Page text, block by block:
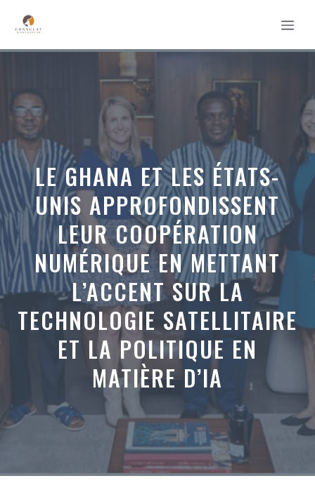
contenu
LE GHANA ET LES ÉTATS-
UNIS APPROFONDISSENT
LEUR COOPÉRATION
NUMÉRIQUE EN METTANT
L’ACCENT SUR LA
TECHNOLOGIE SATELLITAIRE
ET LA POLITIQUE EN
MATIÈRE D’IA